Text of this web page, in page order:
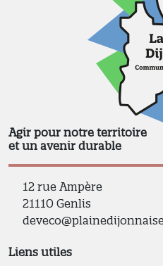
Agir pour notre territoire
et un avenir durable
12 rue Ampère
21110 Genlis
Liens utiles